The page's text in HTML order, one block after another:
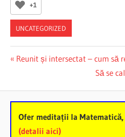
+1
UNCATEGORIZED
Post
Previous
Reunit și intersectat – cum să
Next
Să se
Ofer meditații la Matematică,
(detalii aici)